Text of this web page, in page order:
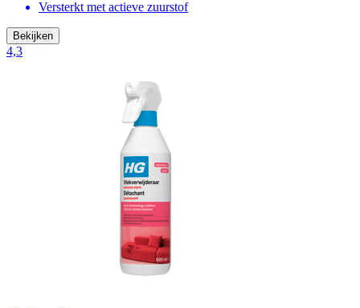
Versterkt met actieve zuurstof
Bekijken
4,3